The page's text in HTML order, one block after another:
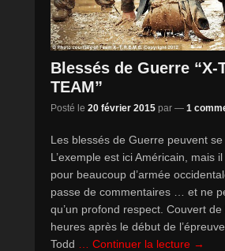
Blessés de Guerre “X-
TEAM”
Posté le 20 février 2015 par — 1
Les blessés de Guerre peuvent se
L’exemple est ici Américain, mais
pour beaucoup d’armée
passe de commentaires … et ne
qu’un profond respect. Couvert
heures après le début de
Todd
… Continuer la lecture →